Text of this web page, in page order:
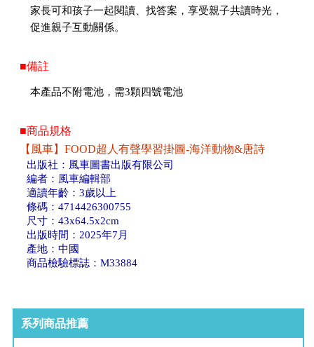
家長可和孩子一起閱讀、找答案，享受親子共讀時光，
促進親子互動關係。
■備註
本產品不附電池，需3顆四號電池
■商品規格
【風車】FOOD超人有聲學習掛圖-海洋動物&唐詩
出版社：風車圖書出版有限公司
編者：風車編輯部
適讀年齡：3歲以上
條碼：4714426300755
尺寸：43x64.5x2cm
出版時間：2025年7月
產地：中國
商品檢驗標誌：M33884
系列商品推薦